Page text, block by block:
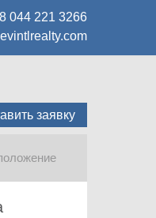
044 221 3266
заявку